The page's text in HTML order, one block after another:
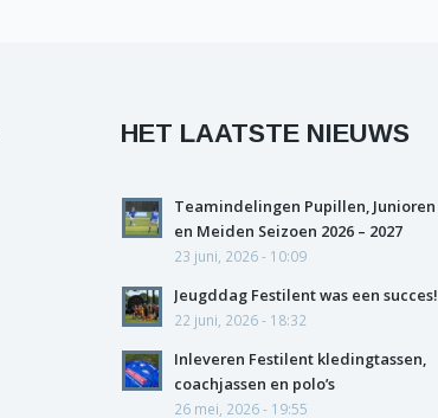
HET LAATSTE NIEUWS
Teamindelingen Pupillen, Junioren
en Meiden Seizoen 2026 – 2027
23 juni, 2026 - 10:09
Jeugddag Festilent was een succes!
22 juni, 2026 - 18:32
Inleveren Festilent kledingtassen,
coachjassen en polo’s
26 mei, 2026 - 19:55